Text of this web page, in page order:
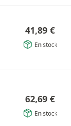
41,89 €
En stock
62,69 €
En stock